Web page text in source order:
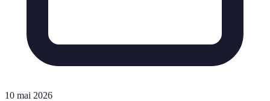
10 mai 2026